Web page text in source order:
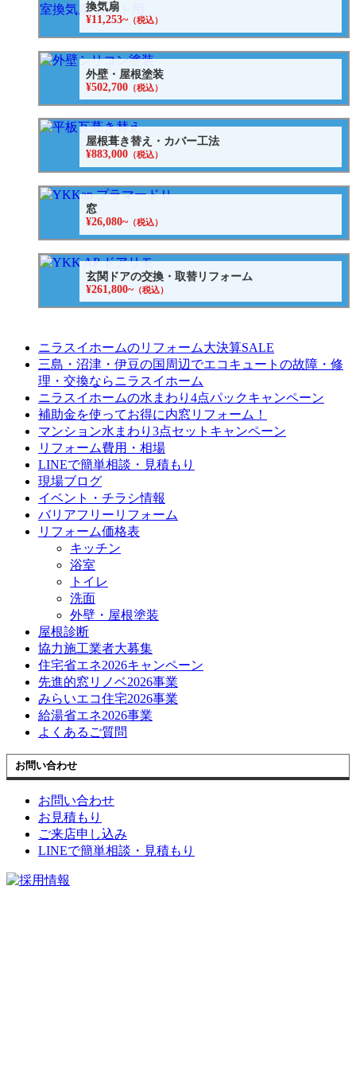
換気扇
¥11,253~（税込）
外壁・屋根塗装
¥502,700 （税込）
屋根葺き替え・カバー工法
¥883,000 （税込）
窓
¥26,080~（税込）
玄関ドアの交換・取替リフォーム
¥261,800~（税込）
ニラスイホームのリフォーム大決算SALE
三島・沼津・伊豆の国周辺でエコキュートの故障・修
理・交換ならニラスイホーム
ニラスイホームの水まわり4点パックキャンペーン
補助金を使ってお得に内窓リフォーム！
マンション水まわり3点セットキャンペーン
リフォーム費用・相場
LINEで簡単相談・見積もり
現場ブログ
イベント・チラシ情報
バリアフリーリフォーム
リフォーム価格表
キッチン
浴室
トイレ
洗面
外壁・屋根塗装
屋根診断
協力施工業者大募集
住宅省エネ2026キャンペーン
先進的窓リノベ2026事業
みらいエコ住宅2026事業
給湯省エネ2026事業
よくあるご質問
お問い合わせ
お問い合わせ
お見積もり
ご来店申し込み
LINEで簡単相談・見積もり